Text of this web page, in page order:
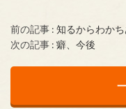
前の記事 : 知るからわかち
次の記事 : 癖、今後